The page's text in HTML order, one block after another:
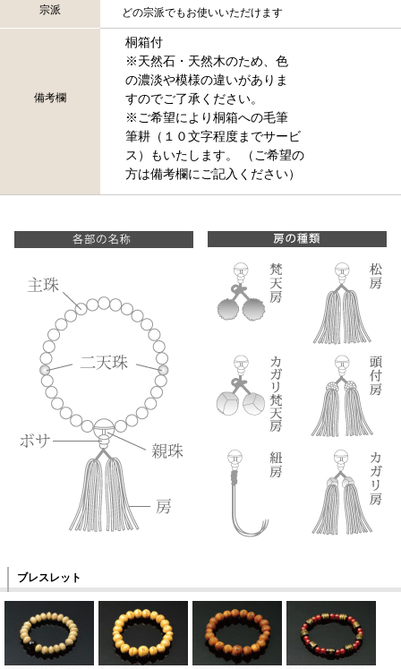
宗派 どの宗派でもお使いいただけます
備考欄
桐箱付
※天然石・天然木のため、色
の濃淡や模様の違いがありま
すのでご了承ください。
※ご希望により桐箱への毛筆
筆耕（１０文字程度までサービ
ス）もいたします。 （ご希望の
方は備考欄にご記入ください）
ブレスレット